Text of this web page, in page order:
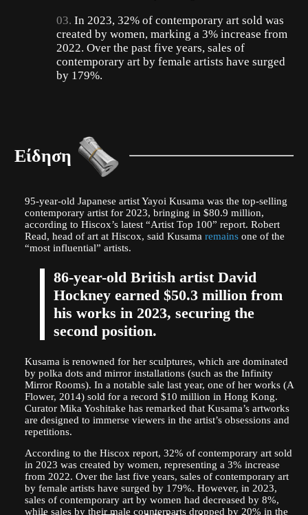
In 2023, 32% of contemporary art sold was
created by women, marking a 3% increase from
2022. Over the past five years, sales of
contemporary art by female artists have surged
by 179%.
Είδηση
95-year-old Japanese artist Yayoi Kusama was the top-selling
contemporary artist for 2023, bringing in $80.9 million,
according to Hiscox’s latest “Artist Top 100” report. Robert
Read, head of art at Hiscox, said Kusama remainsone of the
“most influential” artists.
86-year-old British artist David
Hockney earned $50.3 million from
his works in 2023, securing the
second position.
Kusama is renowned for her sculptures, which are dominated
by polka dots and mirror installations (such as the Infinity
Mirror Rooms). In a notable sale last year, one of her works (A
Flower, 2014) sold for a record $10 million in Hong Kong.
Curator Mika Yoshitake has remarked that Kusama’s artworks
are designed to immerse viewers in the artist’s obsessions and
repetitions.
According to the Hiscox report, 32% of contemporary art sold
in 2023 was created by women, representing a 3% increase
from 2022. Over the last five years, sales of contemporary art
by female artists have surged by 179%. However, in 2023,
sales of contemporary art by women had decreased by 8%,
while sales by their male counterparts dropped by 20% in the